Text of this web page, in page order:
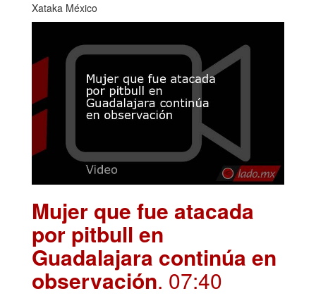
Xataka México
Mujer que fue atacada
por pitbull en
Guadalajara continúa en
observación. 07:40